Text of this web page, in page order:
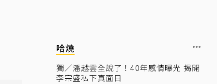
哈燒
獨／潘越雲全說了！40年感情曝光 揭開
李宗盛私下真面目